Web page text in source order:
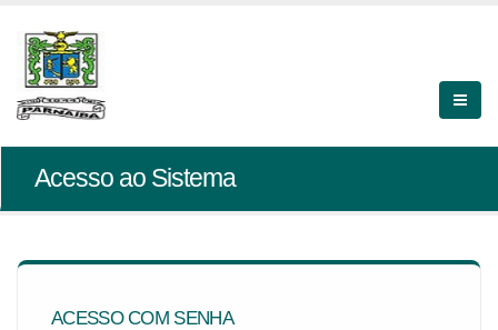
Acesso ao Sistema
ACESSO COM SENHA